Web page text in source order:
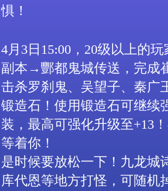
惧！
4月 3 日 15:00， 20级以上的玩
副本→酆都鬼城传送，完成
击杀罗刹鬼、吴望子、秦广
锻造石！使用锻造石可继续
装，最高可强化升级至+13
等着你！
是时候要放松一下！九龙城
库代恩等地方打怪，可随机